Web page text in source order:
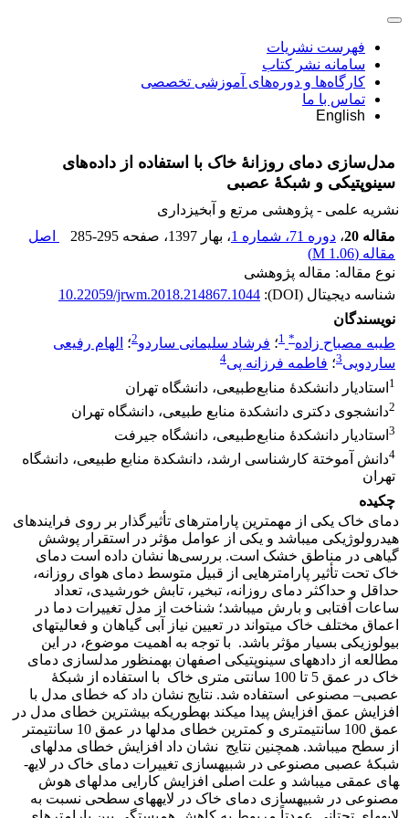
فهرست نشریات
سامانه نشر کتاب
کارگاه‌ها و دوره‌های آموزشی تخصصی
تماس با ما
English
مدل‌سازی دمای روزانۀ خاک با استفاده از داده‌های
سینوپتیکی و شبکۀ عصبی
نشریه علمی - پژوهشی مرتع و آبخیزداری
مقاله 20
، دوره 71، شماره 1 ، بهار 1397 ، صفحه 285-295
اصل
مقاله (1.06 M
)
نوع مقاله: مقاله پژوهشی
شناسه دیجیتال (DOI):
10.22059/jrwm.2018.214867.1044
نویسندگان
طیبه مصباح زاده*
1؛ فرشاد سلیمانی ساردو2؛ الهام رفیعی
ساردویی3؛ فاطمه فرزانه پی4
1 استادیار دانشکدۀ منابع‌طبیعی، دانشگاه تهران
2دانشجوی دکتری دانشکدة منابع طبیعی، دانشگاه تهران
3 استادیار دانشکدۀ منابع‌طبیعی، دانشگاه جیرفت
4دانش آموختة کارشناسی ارشد، دانشکدة منابع طبیعی، دانشگاه
تهران
چکیده
دمای خاک یکی از مهم­ترین پارامترهای تأثیرگذار بر روی فرایند­های
هیدرولوژیکی می­باشد و یکی از عوامل مؤثر در استقرار پوشش
گیاهی در مناطق خشک است. بررسی‌ها نشان داده است دمای
خاک تحت تأثیر پارامترهایی از قبیل متوسط دمای هوای روزانه،
حداقل و حداکثر دمای روزانه، تبخیر، تابش خورشیدی، تعداد
ساعات آفتابی و بارش می­باشد؛ شناخت از مدل تغییرات دما در
اعماق مختلف خاک می­تواند در تعیین نیاز آبی گیاهان و فعالیت­های
بیولوزیکی بسیار مؤثر باشد. با توجه به اهمیت موضوع، در این
مطالعه از داده­های سینوپتیکی اصفهان به­منظور مدل­سازی دمای
خاک در عمق 5 تا 100 سانتی متری خاک با استفاده از شبکۀ
عصبی– مصنوعی استفاده شد. نتایج نشان داد که خطای مدل با
افزایش عمق افزایش پیدا می­کند به­طوری­که بیشترین خطای مدل در
عمق 100 سانتی­متری و کمترین خطای مدل­ها در عمق 10 سانتی­متر
از سطح می­باشد. همچنین نتایج نشان داد افزایش خطای مدل­های
شبکۀ عصبی مصنوعی در شبیه­سازی تغییرات دمای خاک در لایه­
های عمقی می­باشد و علت اصلی افزایش کارایی مدل­های هوش
مصنوعی در شبیه­سازی دمای خاک در لایه­های سطحی نسبت به